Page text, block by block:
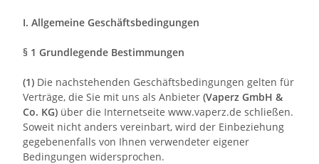
I. Allgemeine Geschäftsbedingungen
§ 1 Grundlegende Bestimmungen
(1) Die nachstehenden Geschäftsbedingungen gelten für
Verträge, die Sie mit uns als Anbieter (Vaperz GmbH &
Co. KG) über die Internetseite www.vaperz.de schließen.
Soweit nicht anders vereinbart, wird der Einbeziehung
gegebenenfalls von Ihnen verwendeter eigener
Bedingungen widersprochen.